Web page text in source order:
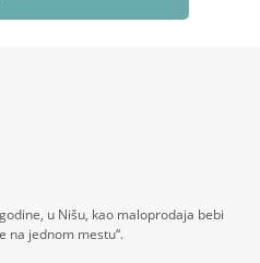
u Nišu, kao maloprodaja bebi
na jednom mestu“.